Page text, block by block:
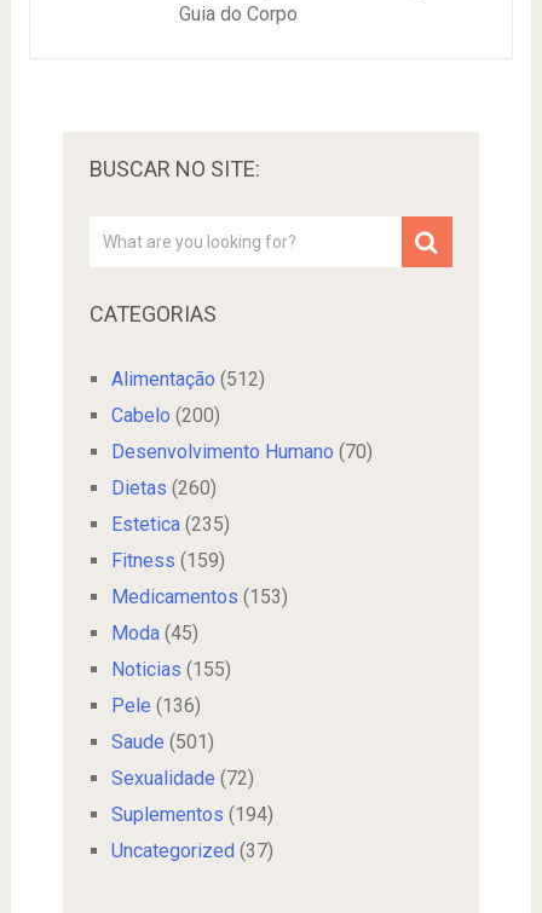
Guia do Corpo
BUSCAR NO SITE:
CATEGORIAS
Alimentação (512)
Cabelo (200)
Desenvolvimento Humano (70)
Dietas (260)
Estetica(235)
Fitness (159)
Medicamentos (153)
Moda(45)
Noticias (155)
Pele (136)
Saude (501)
Sexualidade (72)
Suplementos (194)
Uncategorized (37)